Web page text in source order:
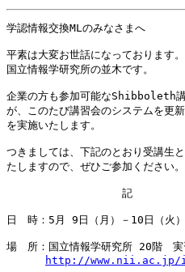
学認情報交換MLのみなさまへ
平素は大変お世話になっております。
国立情報学研究所の並木です。
企業の方も参加可能なShibboleth講
が、このたび講習会のシステムを更
を実施いたします。
つきましては、下記のとおり受講生
たしますので、ぜひご参加ください。
記
日　時：5月 9日（月）－10日（火
場　所：国立情報学研究所 20階　
http://www.nii.ac.jp/